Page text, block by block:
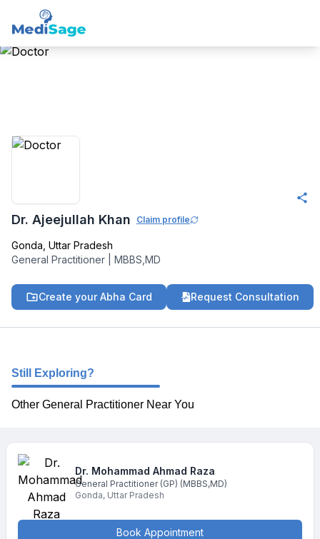
Dr. Ajeejullah Khan Claim profile
Gonda Uttar Pradesh
General Practitioner
MBBS,MD
Create your Abha Card Request Consultation
Still Exploring?
Other General Practitioner Near You
Dr. Mohammad Ahmad Raza
General Practitioner (GP) (MBBS,MD)
Gonda, Uttar Pradesh
Book Appointment